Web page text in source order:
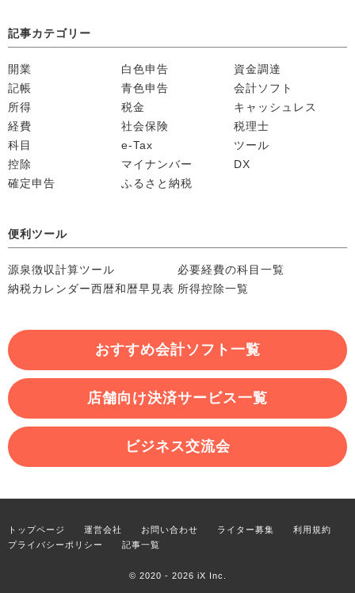
記事カテゴリー
開業
記帳
所得
経費
科目
控除
確定申告
白色申告
青色申告
税金
社会保険
e-Tax
マイナンバー
ふるさと納税
資金調達
会計ソフト
キャッシュレス
税理士
ツール
DX
便利ツール
源泉徴収計算ツール
納税カレンダー西暦和暦早見表
必要経費の科目一覧
所得控除一覧
おすすめ会計ソフト一覧
店舗向け決済サービス一覧
ビジネス交流会
トップページ 運営会社 お問い合わせ ライター募集
利用規約
プライバシーポリシー
記事一覧
© 2020 - 2026 iX Inc.